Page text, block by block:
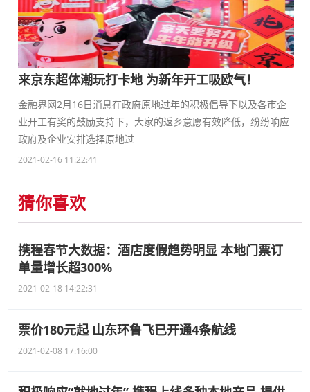
来京东超体潮玩打卡地 为新年开工吸欧气！
金融界网2月16日消息在政府原地过年的积极倡导下以及各市企
业开工有奖的鼓励支持下，大家的返乡意愿有效降低，纷纷响应
政府及企业安排选择原地过
2021-02-16 11:22:41
猜你喜欢
携程春节大数据：酒店度假趋势明显 本地门票订
单量增长超300%
2021-02-18 14:22:31
票价180元起 山东环鲁飞已开通4条航线
2021-02-08 17:16:00